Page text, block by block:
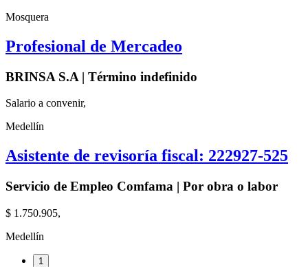
Mosquera
Profesional de Mercadeo
BRINSA S.A | Término indefinido
Salario a convenir,
Medellín
Asistente de revisoría fiscal: 222927-525
Servicio de Empleo Comfama | Por obra o labor
$ 1.750.905,
Medellín
1